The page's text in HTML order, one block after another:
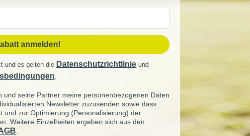
Adresse
anmelden!
und es gelten die Datenschutzrichtlinie und
.
seine Partner meine personenbezogenen Daten
Newsletter zuzusenden sowie dass
und zur Optimierung (Personalisierung) der
Weitere Einzelheiten ergeben sich aus den
.